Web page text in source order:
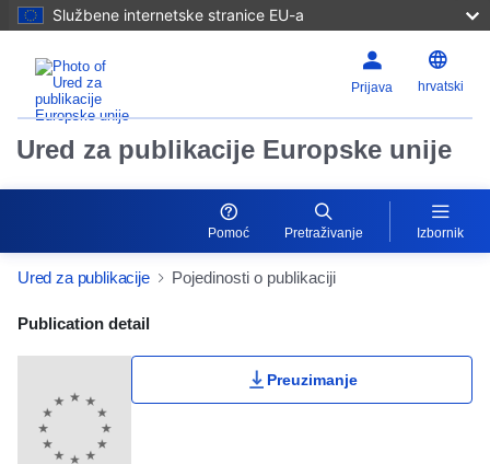
Službene internetske stranice EU-a
Prijava hrvatski
Ured za publikacije Europske unije
Pomoć Pretraživanje Izbornik
Ured za publikacije Pojedinosti o publikaciji
Publication Detail Actions Portlet
Publication detail
Preuzimanje